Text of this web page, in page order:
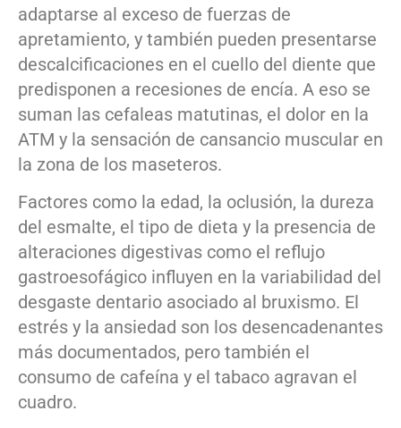
adaptarse al exceso de fuerzas de
apretamiento, y también pueden presentarse
descalcificaciones en el cuello del diente que
predisponen a recesiones de encía. A eso se
suman las cefaleas matutinas, el dolor en la
ATM y la sensación de cansancio muscular en
la zona de los maseteros.
Factores como la edad, la oclusión, la dureza
del esmalte, el tipo de dieta y la presencia de
alteraciones digestivas como el reflujo
gastroesofágico influyen en la variabilidad del
desgaste dentario asociado al bruxismo. El
estrés y la ansiedad son los desencadenantes
más documentados, pero también el
consumo de cafeína y el tabaco agravan el
cuadro.